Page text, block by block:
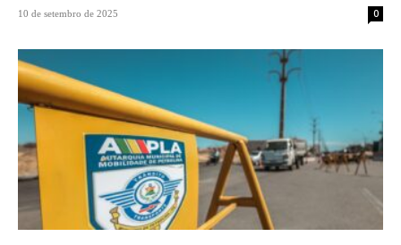
10 de setembro de 2025 0